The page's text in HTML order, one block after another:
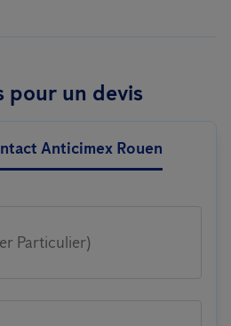
pour un devis
Anticimex Rouen
Particulier)